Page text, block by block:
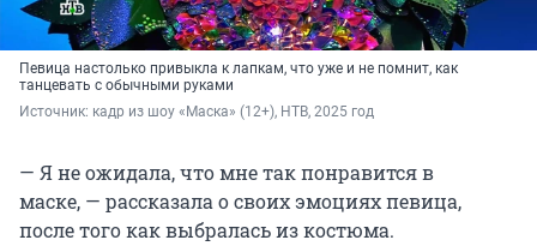
Певица настолько привыкла к лапкам, что уже и не помнит, как
танцевать с обычными руками
Источник: кадр из шоу «Маска» (12+), НТВ, 2025 год
— Я не ожидала, что мне так понравится в
маске, — рассказала о своих эмоциях певица,
после того как выбралась из костюма.